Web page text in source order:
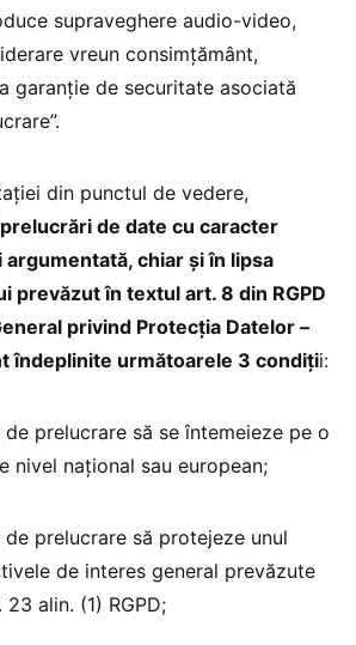
supraveghere audio-video,
vreun consimțământ,
garanție de securitate asociată
din punctul de vedere,
de date cu caracter
chiar și în lipsa
prevăzut în textul art. 8 din RGPD
privind Protecția Datelor –
îndeplinite următoarele 3 condiții:
prelucrare să se întemeieze pe o
nivel național sau european;
prelucrare să protejeze unul
de interes general prevăzute
alin. (1) RGPD;